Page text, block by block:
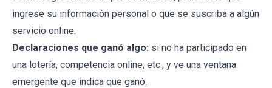
ingrese su información personal o que se suscriba a algún
servicio online.
Declaraciones que ganó algo: si no ha participado en
una lotería, competencia online, etc., y ve una ventana
emergente que indica que ganó.